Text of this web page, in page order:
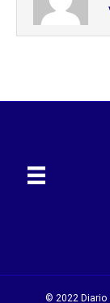
© 2022 Diario